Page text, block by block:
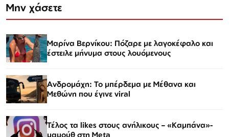
Μην χάσετε
Μαρίνα Βερνίκου: Πόζαρε με λαγοκέφαλο και
έστειλε μήνυμα στους λουόμενους
Ανδρομάχη: Το μπέρδεμα με Μέθανα και
Μεθώνη που έγινε viral
Τέλος τα likes στους ανήλικους – «Καμπάνα»-
μαμούθ στη Meta